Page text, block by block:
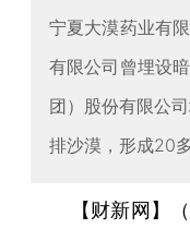
宁夏大漠药业有
有限公司曾埋设
团）股份有限公
排沙漠，形成20
【财新网】